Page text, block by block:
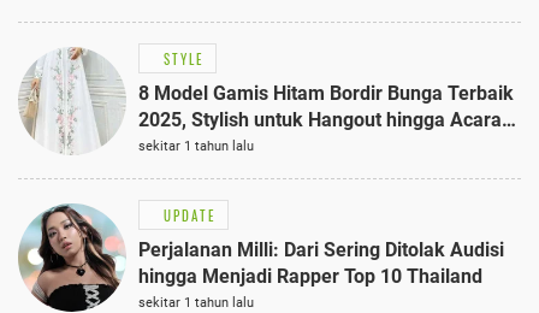
STYLE
8 Model Gamis Hitam Bordir Bunga Terbaik
2025, Stylish untuk Hangout hingga Acara
Semi-Formal
sekitar 1 tahun lalu
UPDATE
Perjalanan Milli: Dari Sering Ditolak Audisi
hingga Menjadi Rapper Top 10 Thailand
sekitar 1 tahun lalu